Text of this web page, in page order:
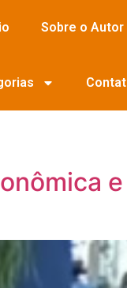
Sobre o Autor
e